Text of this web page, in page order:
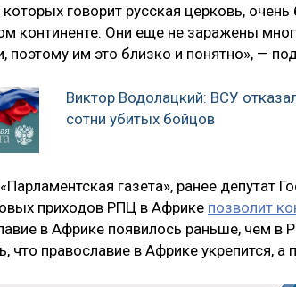
которых говорит русская церковь,
континенте. Они еще не заражены
поэтому им это близко и понятно», —
Виктор Водолацкий: ВСУ
сотни убитых бойцов
газета», ранее депутат
приходов РПЦ в Африке позволит
в Африке появилось раньше, чем в
что православие в Африке укрепится,